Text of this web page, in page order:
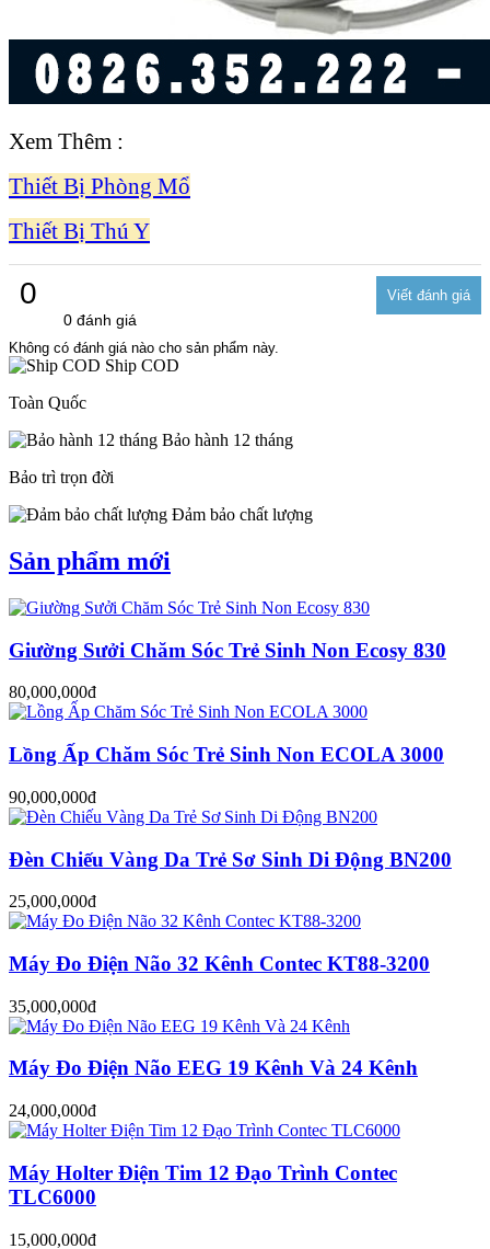
Xem Thêm :
Thiết Bị Phòng Mổ
Thiết Bị Thú Y
0
0 đánh giá
Không có đánh giá nào cho sản phẩm này.
Ship COD
Toàn Quốc
Bảo hành 12 tháng
Bảo trì trọn đời
Đảm bảo chất lượng
Sản phẩm mới
Giường Sưởi Chăm Sóc Trẻ Sinh Non Ecosy 830
80,000,000đ
Lồng Ấp Chăm Sóc Trẻ Sinh Non ECOLA 3000
90,000,000đ
Đèn Chiếu Vàng Da Trẻ Sơ Sinh Di Động BN200
25,000,000đ
Máy Đo Điện Não 32 Kênh Contec KT88-3200
35,000,000đ
Máy Đo Điện Não EEG 19 Kênh Và 24 Kênh
24,000,000đ
Máy Holter Điện Tim 12 Đạo Trình Contec
TLC6000
15,000,000đ